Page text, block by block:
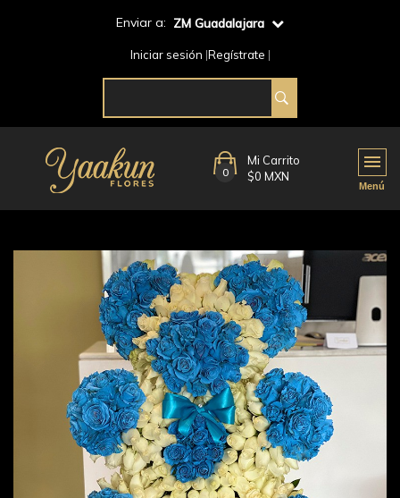
Enviar a: ZM Guadalajara
Iniciar sesión Regístrate
0
Mi Carrito
$0 MXN